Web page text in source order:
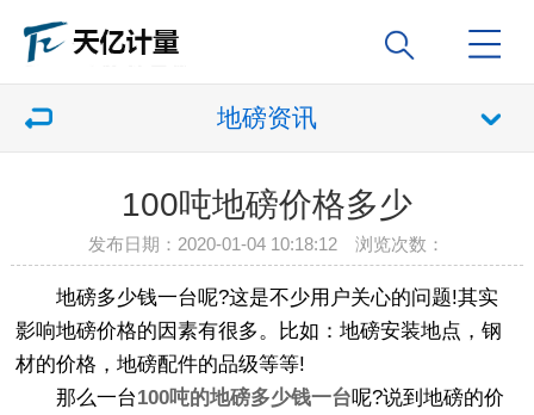
地磅资讯
100吨地磅价格多少
发布日期：2020-01-04 10:18:12 浏览次数：
地磅多少钱一台呢?这是不少用户关心的问题!其实
影响地磅价格的因素有很多。比如：地磅安装地点，钢
材的价格，地磅配件的品级等等!
那么一台100吨的地磅多少钱一台呢?说到地磅的价